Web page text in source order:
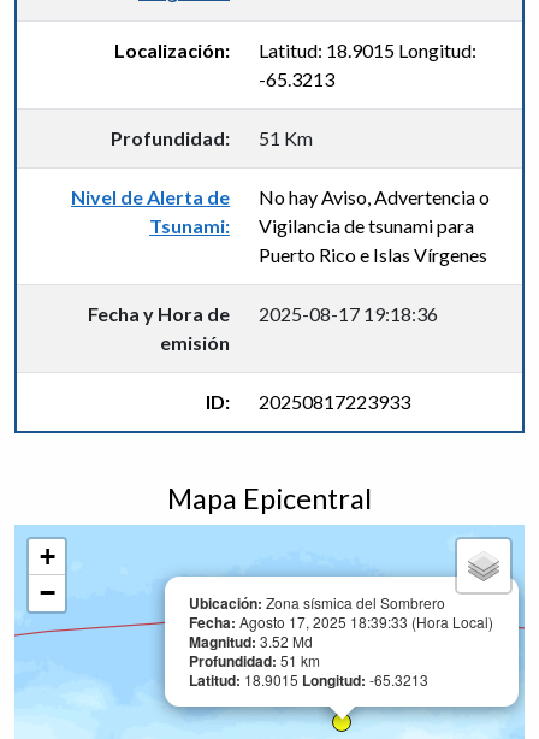
Localización:
Latitud: 18.9015 Longitud:
-65.3213
Profundidad: 51 Km
Nivel de Alerta de
Tsunami:
No hay Aviso, Advertencia o
Vigilancia de tsunami para
Puerto Rico e Islas Vírgenes
Fecha y Hora de
emisión
2025-08-17 19:18:36
ID: 20250817223933
Mapa Epicentral
Ubicación: Zona sísmica del Sombrero
Fecha: Agosto 17, 2025 18:39:33 (Hora Local)
Magnitud: 3.52 Md
Profundidad: 51 km
Latitud: 18.9015 Longitud: -65.3213
+
−